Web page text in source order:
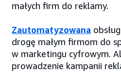
małych firm do reklamy.
Zautomatyzowana
drogę małym firmom do
w marketingu cyfrowym.
prowadzenie kampanii